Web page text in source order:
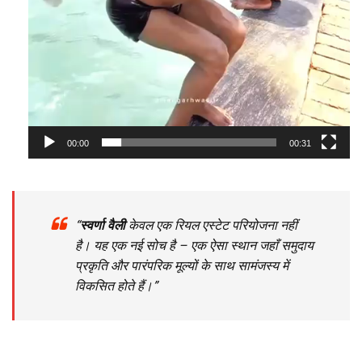
00:00 00:31
“स्वर्णा वैलीकेवल एक रियल एस्टेट परियोजना नहीं
है। यह एक नई सोच है – एक ऐसा स्थान जहाँ समुदाय
प्रकृति और पारंपरिक मूल्यों के साथ सामंजस्य में
विकसित होते हैं।”